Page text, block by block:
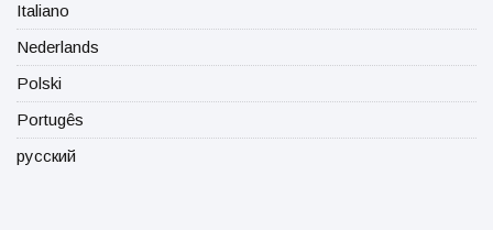
Italiano
Nederlands
Polski
Portugês
русский